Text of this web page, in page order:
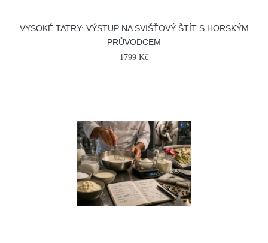
VYSOKÉ TATRY: VÝSTUP NA SVIŠŤOVÝ ŠTÍT S HORSKÝM
PRŮVODCEM
1799 Kč